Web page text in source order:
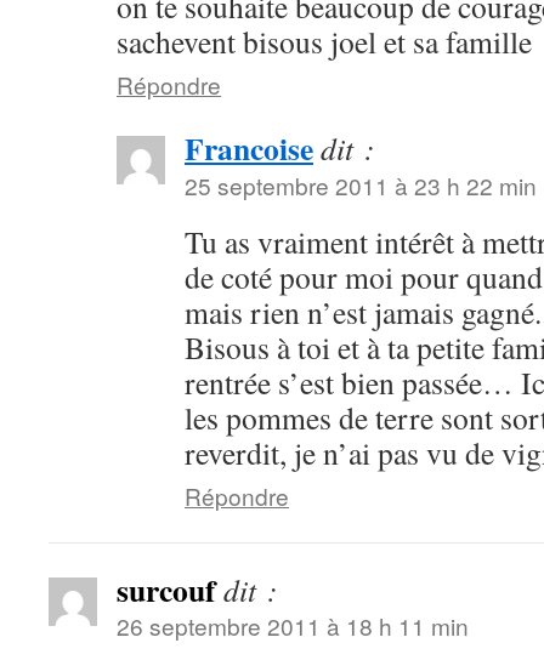
sachevent bisous joel et sa famille
Répondre
Francoisedit :
25 septembre 2011 à 23 h 22 min
Tu as vraiment intérêt à
de coté pour moi pour
mais rien n’est jamais
Bisous à toi et à ta petite
rentrée s’est bien passée…
les pommes de terre sont
reverdit, je n’ai pas vu de
Répondre
surcoufdit :
26 septembre 2011 à 18 h 11 min